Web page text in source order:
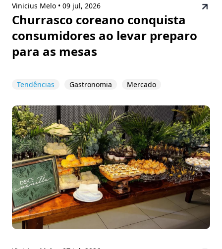
Vinicius Melo • 09 jul, 2026
Churrasco coreano conquista
consumidores ao levar preparo
para as mesas
Tendências Gastronomia Mercado